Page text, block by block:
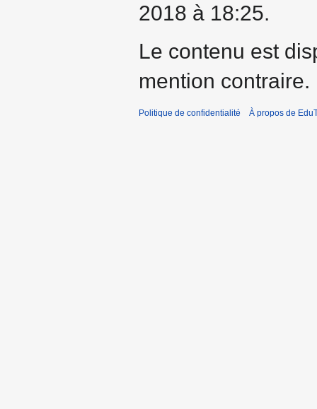
2018 à 18:25.
Le contenu est
mention contraire.
Politique de confidentialité À propos de